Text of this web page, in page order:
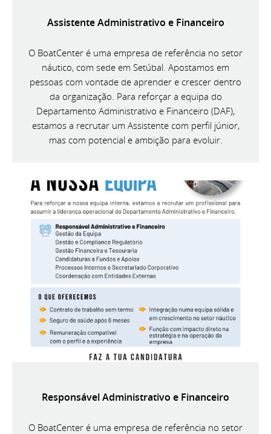
Assistente Administrativo e Financeiro
O BoatCenter é uma empresa de referência no setor
náutico, com sede em Setúbal. Apostamos em
pessoas com vontade de aprender e crescer dentro
da organização. Para reforçar a equipa do
Departamento Administrativo e Financeiro (DAF),
estamos a recrutar um Assistente com perfil júnior,
mas com potencial e ambição para evoluir.
Responsável Administrativo e Financeiro
O BoatCenter é uma empresa de referência no setor